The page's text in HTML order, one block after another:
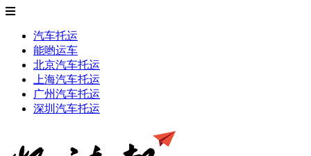
汽车托运
能哟运车
北京汽车托运
上海汽车托运
广州汽车托运
深圳汽车托运